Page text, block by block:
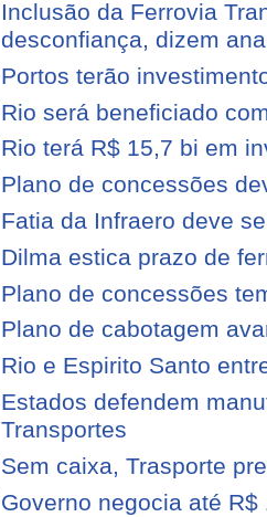
Inclusão da Ferrovia
desconfiança, dizem
Portos terão
Rio será beneficiado
Rio terá R$ 15,7 bi em
Plano de concessões
Fatia da Infraero deve
Dilma estica prazo de
Plano de concessões
Plano de cabotagem
Rio e Espirito Santo
Estados defendem
Transportes
Sem caixa, Trasporte
Governo negocia até